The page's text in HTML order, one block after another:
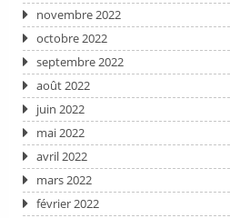
novembre 2022
octobre 2022
septembre 2022
août 2022
juin 2022
mai 2022
avril 2022
mars 2022
février 2022